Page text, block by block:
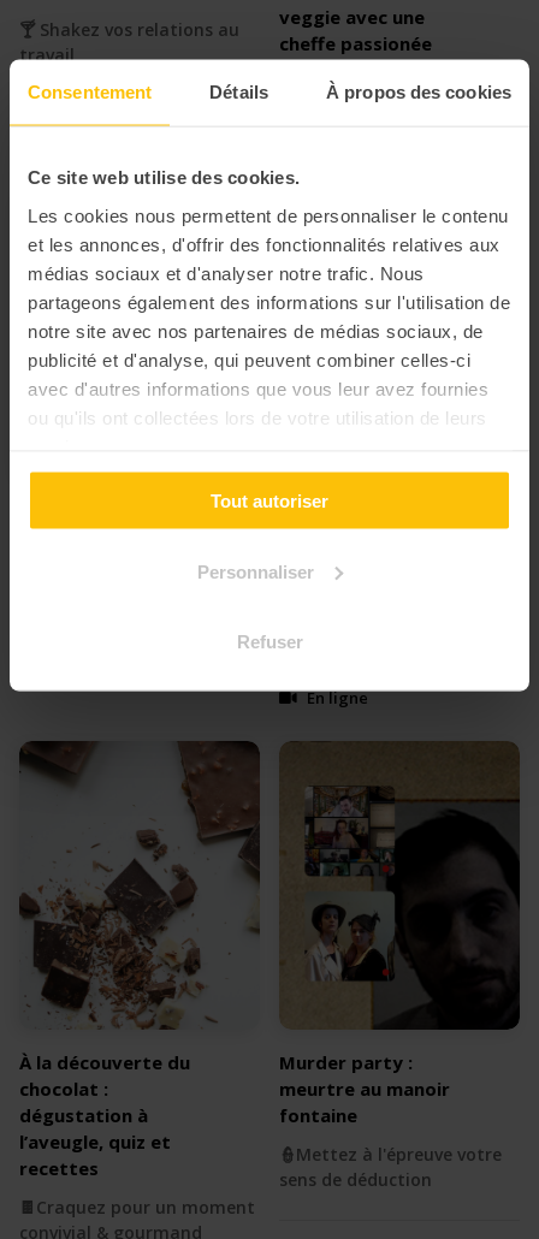
Consentement Détails À propos des cookies
Ce site web utilise des cookies.
Les cookies nous permettent de personnaliser le contenu
et les annonces, d'offrir des fonctionnalités relatives aux
médias sociaux et d'analyser notre trafic. Nous
partageons également des informations sur l'utilisation de
notre site avec nos partenaires de médias sociaux, de
publicité et d'analyse, qui peuvent combiner celles-ci
avec d'autres informations que vous leur avez fournies
ou qu'ils ont collectées lors de votre utilisation de leurs
Tout autoriser
Personnaliser
Refuser
🍸 Shakez vos relations au
travail
En ligne
veggie avec une
cheffe passionée
🍵Gourmandise et bien être
⚡️Expérience en équipe
Atelier pâtisserie :
de vos souhaits
En ligne
À la découverte du
chocolat :
dégustation à
l’aveugle, quiz et
recettes
🍫Craquez pour un moment
convivial & gourmand
Murder party :
meurtre au manoir
fontaine
👮Mettez à l'épreuve votre
sens de déduction